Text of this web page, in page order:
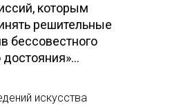
которым
решительные
бессовестного
искусства